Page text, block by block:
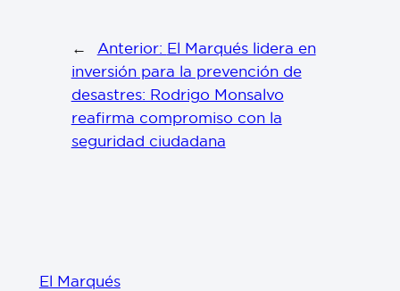
← Anterior: El Marqués lidera en
inversión para la prevención de
desastres: Rodrigo Monsalvo
reafirma compromiso con la
seguridad ciudadana
El Marqués